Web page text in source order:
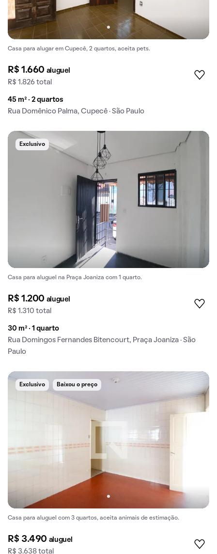
Casa para alugar em Cupecê, 2 quartos, aceita pets.
R$ 1.660 aluguel
R$ 1.826 total
45 m² · 2 quartos
Rua Domênico Palma, Cupecê · São Paulo
Exclusivo
Casa para aluguel na Praça Joaniza com 1 quarto.
R$ 1.200 aluguel
R$ 1.310 total
30 m² · 1 quarto
Rua Domingos Fernandes Bitencourt, Praça Joaniza · São
Paulo
Exclusivo Baixou o preço
Casa para aluguel com 3 quartos, aceita animais de estimação.
R$ 3.490 aluguel
R$ 3.638 total